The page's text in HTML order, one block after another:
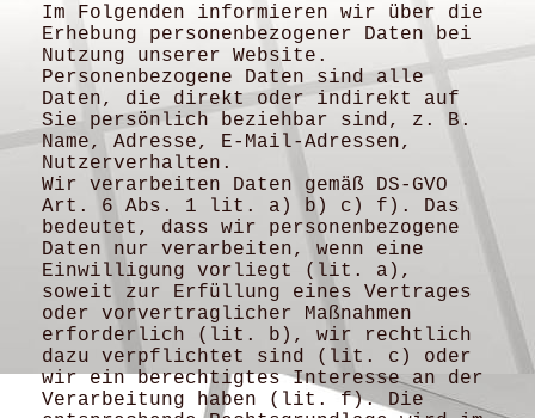
Im Folgenden informieren wir über die
Erhebung personenbezogener Daten bei
Nutzung unserer Website.
Personenbezogene Daten sind alle
Daten, die direkt oder indirekt auf
Sie persönlich beziehbar sind, z. B.
Name, Adresse, E-Mail-Adressen,
Nutzerverhalten.
Wir verarbeiten Daten gemäß DS-GVO
Art. 6 Abs. 1 lit. a) b) c) f). Das
bedeutet, dass wir personenbezogene
Daten nur verarbeiten, wenn eine
Einwilligung vorliegt (lit. a),
soweit zur Erfüllung eines Vertrages
oder vorvertraglicher Maßnahmen
erforderlich (lit. b), wir rechtlich
dazu verpflichtet sind (lit. c) oder
wir ein berechtigtes Interesse an der
Verarbeitung haben (lit. f). Die